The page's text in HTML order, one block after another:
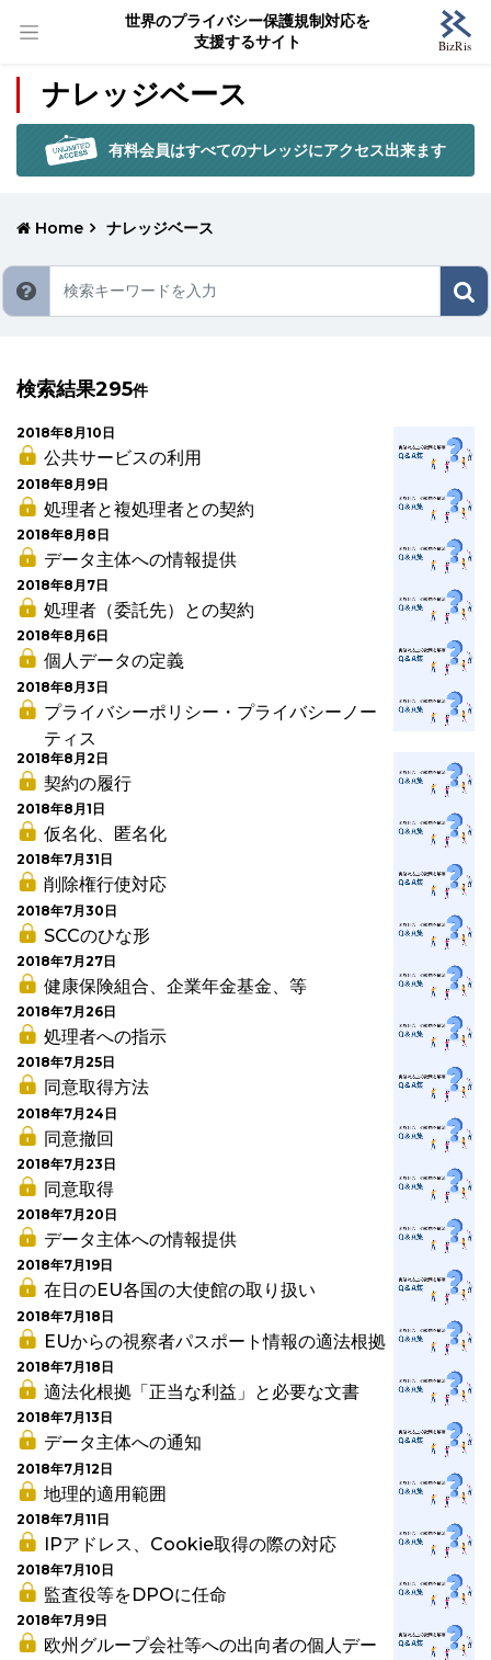
世界のプライバシー保護規制対応を
支援するサイト
ナレッジベース
有料会員はすべてのナレッジにアクセス出来ます
Home ナレッジベース
検索結果295件
2018年8月10日
公共サービスの利用
2018年8月9日
処理者と複処理者との契約
2018年8月8日
データ主体への情報提供
2018年8月7日
処理者（委託先）との契約
2018年8月6日
個人データの定義
2018年8月3日
プライバシーポリシー・プライバシーノー
ティス
2018年8月2日
契約の履行
2018年8月1日
仮名化、匿名化
2018年7月31日
削除権行使対応
2018年7月30日
SCCのひな形
2018年7月27日
健康保険組合、企業年金基金、等
2018年7月26日
処理者への指示
2018年7月25日
同意取得方法
2018年7月24日
同意撤回
2018年7月23日
同意取得
2018年7月20日
データ主体への情報提供
2018年7月19日
在日のEU各国の大使館の取り扱い
2018年7月18日
EUからの視察者パスポート情報の適法根拠
2018年7月18日
適法化根拠「正当な利益」と必要な文書
2018年7月13日
データ主体への通知
2018年7月12日
地理的適用範囲
2018年7月11日
IPアドレス、Cookie取得の際の対応
2018年7月10日
監査役等をDPOに任命
2018年7月9日
欧州グループ会社等への出向者の個人デー